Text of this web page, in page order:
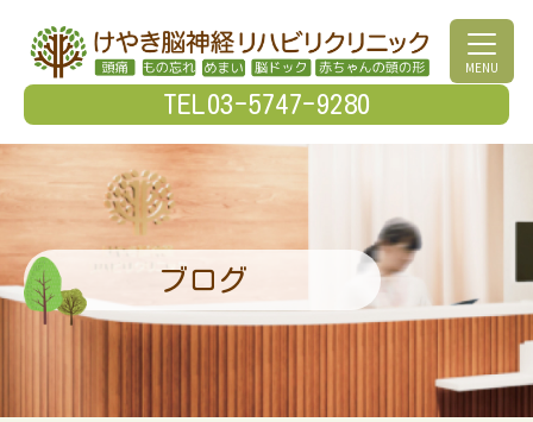
TEL03-5747-9280
MENU
ブログ